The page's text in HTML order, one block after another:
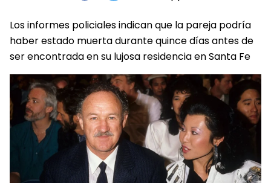
Los informes policiales indican que la pareja podría
haber estado muerta durante quince días antes de
ser encontrada en su lujosa residencia en Santa Fe